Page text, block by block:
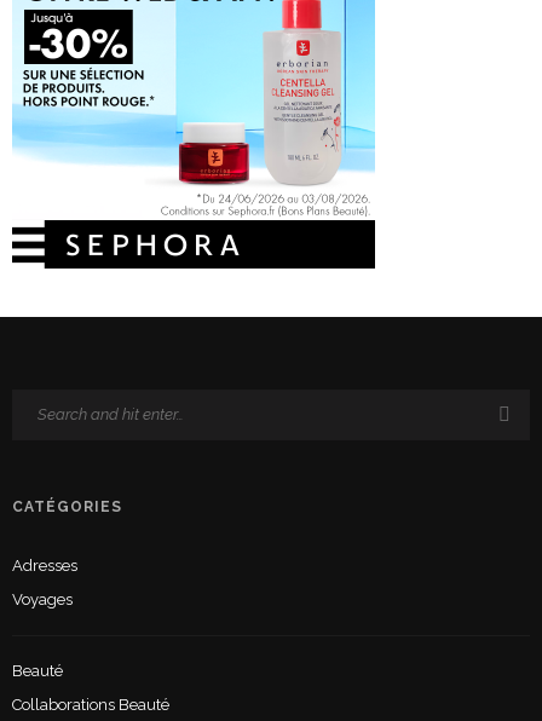
CATÉGORIES
Adresses
Voyages
Beauté
Collaborations Beauté